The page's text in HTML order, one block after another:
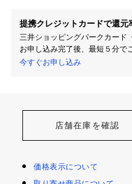
提携クレジットカードで還元
三井ショッピングパークカード
お申し込み完了後、最短５分で
今すぐお申し込み
店舗在庫を確認
価格表示について